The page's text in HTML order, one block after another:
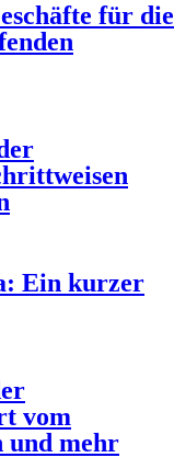
für die
Ein kurzer
vom
und mehr